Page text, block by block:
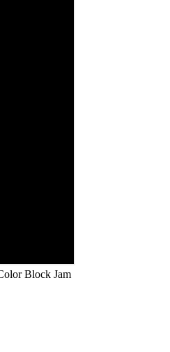
Block Jam